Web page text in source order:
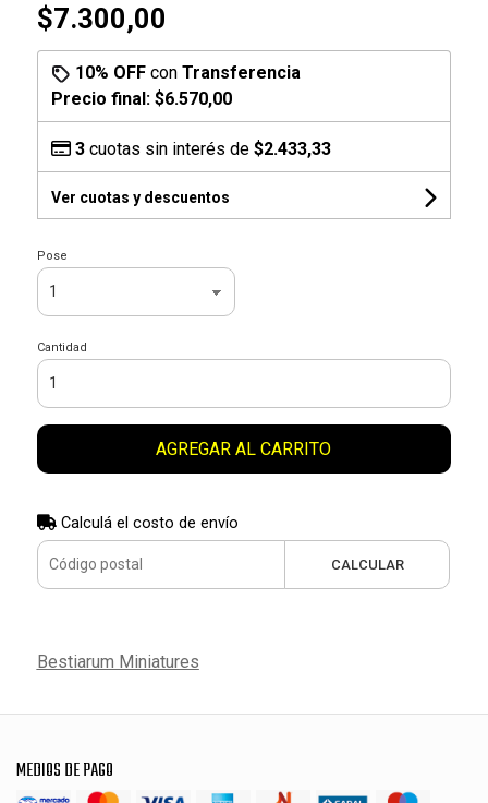
$7.300,00
10% OFFcon Transferencia
Precio final: $6.570,00
3cuotas sin interés de $2.433,33
Ver cuotas y descuentos
Pose
Cantidad
AGREGAR AL CARRITO
Calculá el costo de envío
CALCULAR
Bestiarum Miniatures
MEDIOS DE PAGO